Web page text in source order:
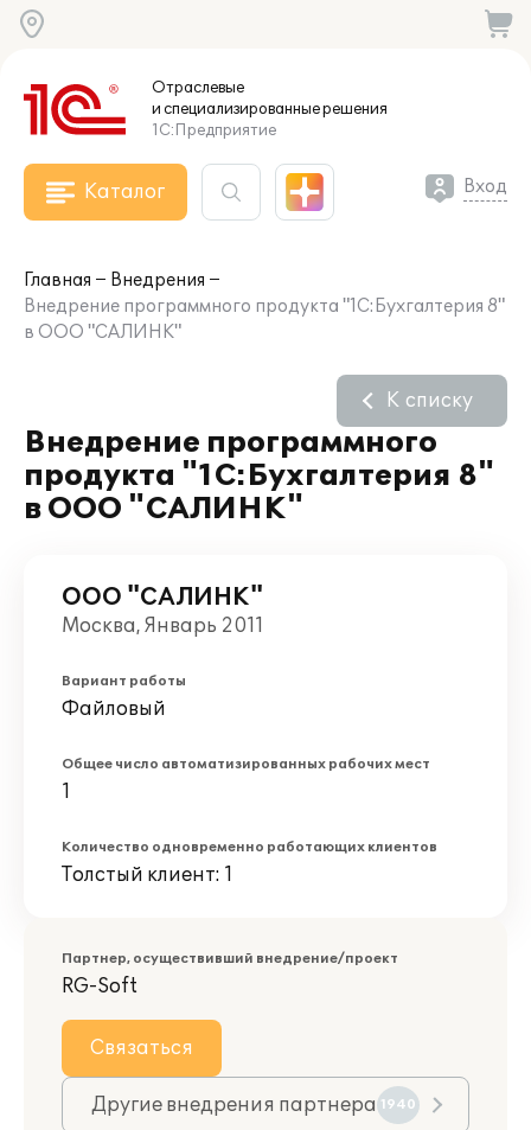
Отраслевые
и специализированныерешения
1С:Предприятие
Каталог Вход
Главная
Внедрения
Внедрение программного продукта "1С:Бухгалтерия 8"
в ООО "САЛИНК"
Внедрение программного
продукта "1С:Бухгалтерия 8"
в ООО "САЛИНК"
К списку
ООО "САЛИНК"
Москва, Январь 2011
Вариант работы
Файловый
Общее число автоматизированных рабочих мест
1
Количество одновременно работающих клиентов
Толстый клиент: 1
Партнер, осуществивший внедрение/проект
RG-Soft
Связаться
Другие внедрения партнера 1940